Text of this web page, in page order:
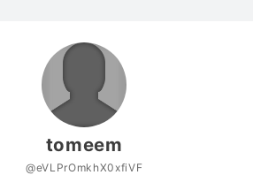
tomeem
@eVLPrOmkhX0xfiVF